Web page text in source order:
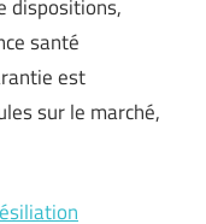
dispositions,
santé
est
sur le marché,